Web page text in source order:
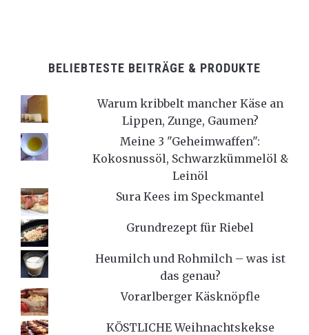
BELIEBTESTE BEITRÄGE & PRODUKTE
Warum kribbelt mancher Käse an
Lippen, Zunge, Gaumen?
Meine 3 "Geheimwaffen":
Kokosnussöl, Schwarzkümmelöl &
Leinöl
Sura Kees im Speckmantel
Grundrezept für Riebel
Heumilch und Rohmilch – was ist
das genau?
Vorarlberger Käsknöpfle
KÖSTLICHE Weihnachtskekse